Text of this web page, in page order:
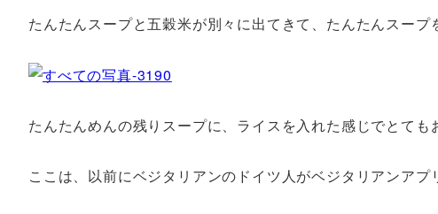
たんたんスープと五穀米が別々に出てきて、たんたんスープ
たんたんめんの残りスープに、ライスを入れた感じでとても
ここは、以前にベジタリアンのドイツ人がベジタリアンア